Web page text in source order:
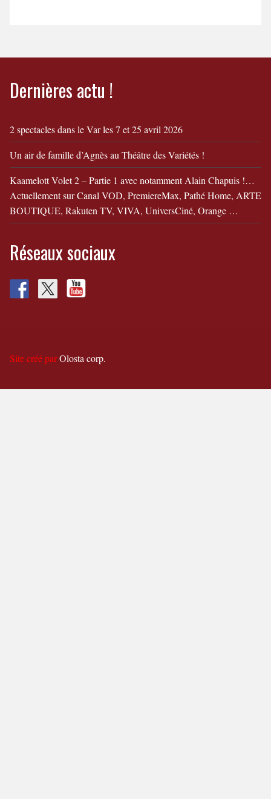
Dernières actu !
2 spectacles dans le Var les 7 et 25 avril 2026
Un air de famille d’Agnès au Théâtre des Variétés !
Kaamelott Volet 2 – Partie 1 avec notamment Alain Chapuis !…
Actuellement sur Canal VOD, PremiereMax, Pathé Home, ARTE
BOUTIQUE, Rakuten TV, VIVA, UniversCiné, Orange …
Réseaux sociaux
Site créé parOlosta corp.